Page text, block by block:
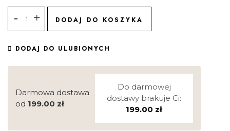
DODAJ DO KOSZYKA
DODAJ DO ULUBIONYCH
Darmowa dostawa
od 199.00 zł
Do darmowej
dostawy brakuje Ci:
199.00 zł